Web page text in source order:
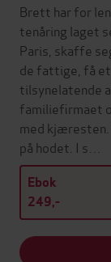
Brett har for
tenåring laget
Paris, skaffe
de fattige, få et
tilsynelatende
familiefirmaet
med kjæresten.
på hodet. I s…
Ebok
249,-